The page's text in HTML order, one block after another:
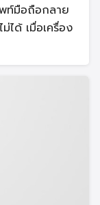
ท์มือถือกลาย
ได้ เมื่อเครื่อง